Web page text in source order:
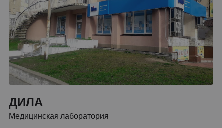
ДИЛА
Медицинская лаборатория